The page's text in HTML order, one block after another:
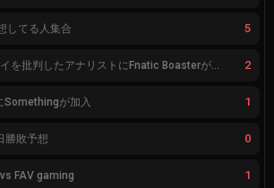
してる人集合 5
DFM xnfriのプレイを批判したアナリストにFnatic Boasterが反応「DFMは仕組みの強化が必要なだけ」 2
Somethingが加入 1
勝敗予想 0
FAV gaming 1